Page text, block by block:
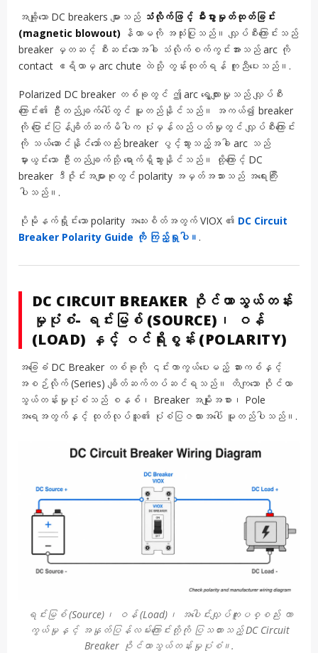
အချို့သော DC breakers များသည် သံလိုက်ဖြင့် မီးပွားမှုတ်ထုတ်ခြင်း
(magnetic blowout) နိယာမကို အသုံးပြုသည်။ လျှပ်စီးကြောင်းသည်
breaker မှတဆင့် စီးဆင်းသောအခါ သံလိုက်စက်ကွင်းအားသည် arc ကို
contact ဧရိယာမှ arc chute ထဲသို့ တွန်းထုတ်ရန် ကူညီပေးသည်။.
Polarized DC breaker တစ်ခုတွင် ဤ arc ရွေ့လျားမှုသည် လျှပ်စီး
ကြောင်း၏ ဦးတည်ချက်ပေါ်တွင် မူတည်နိုင်သည်။ အကယ်၍ breaker
ကို ပြောင်းပြန်ချိတ်ဆက်မိပါက ပုံမှန်လည်ပတ်မှုတွင် လျှပ်စီးကြောင်း
ကို သယ်ဆောင်နိုင်သော်လည်း breaker ပွင့်သွားသည့်အခါ arc သည်
မှားယွင်းသော ဦးတည်ချက်သို့ ရောက်ရှိသွားနိုင်သည်။ ထို့ကြောင့် DC
breaker ဒီဇိုင်းအများစုတွင် polarity အမှတ်အသားသည် အရေးကြီး
ပါသည်။.
ပိုမိုနက်ရှိုင်းသော polarity အသေးစိတ်အတွက် VIOX ၏ DC Circuit
Breaker Polarity Guide ကို ကြည့်ရှုပါ။ .
DC CIRCUIT BREAKER ဝိုင်ယာသွယ်တန်း
မှုပုံစံ- ရင်းမြစ် (SOURCE)၊ ဝန်
(LOAD) နှင့် ဝင်ရိုးစွန်း (POLARITY)
အခြေခံ DC Breaker တစ်ခုကို ၎င်းကာကွယ်ပေးမည့် ဆားကစ်နှင့်
အစဉ်လိုက် (Series) ချိတ်ဆက်တပ်ဆင်ရသည်။ တိကျသော ဝိုင်ယာ
သွယ်တန်းမှုပုံစံသည် စနစ်၊ Breaker အမျိုးအစား၊ Pole
အရေအတွက်နှင့် ထုတ်လုပ်သူ၏ ပုံစံပြဇယားအပေါ် မူတည်ပါသည်။.
ရင်းမြစ် (Source)၊ ဝန် (Load)၊ အပေါင်းလျှပ်ကူးပစ္စည်း ကာ
ကွယ်မှုနှင့် အနှုတ်ပြန်လမ်းကြောင်းတို့ကို ပြသထားသည့် DC Circuit
Breaker ဝိုင်ယာသွယ်တန်းမှုပုံစံ။.